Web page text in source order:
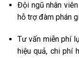
Đội ngũ nhân
hỗ trợ đàm phán
Tư vấn miễn phí
hiệu quả, chi phí